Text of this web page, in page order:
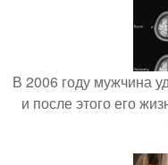
В 2006 году мужчина
и после этого его